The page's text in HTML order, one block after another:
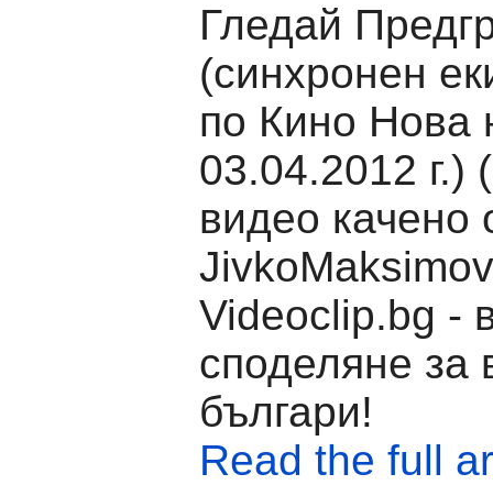
Гледай
(синхронен
по Кино Нова
03.04.2012 г.)
видео качено
Videoclip.bg -
споделяне за
българи!
Read the full